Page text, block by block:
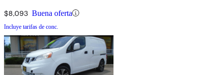
$8,093 Buena oferta
Incluye tarifas de conc.